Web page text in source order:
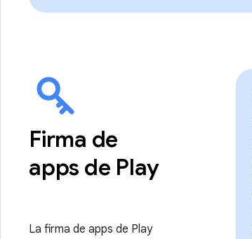
Firma de
apps de Play
La firma de apps de Play